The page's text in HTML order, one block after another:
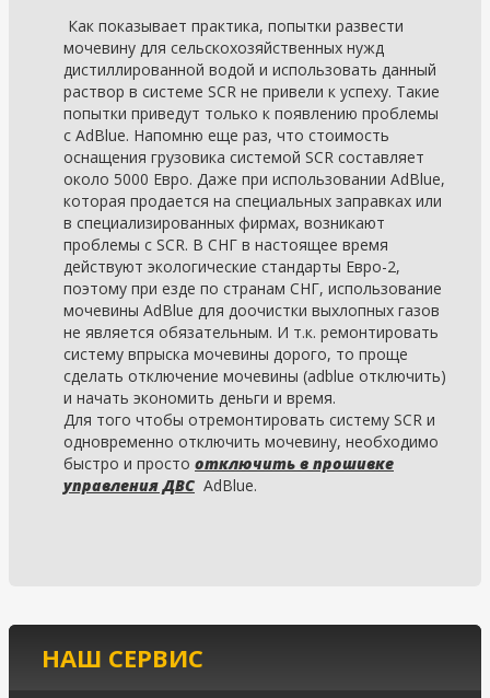
Как показывает практика, попытки развести
мочевину для сельскохозяйственных нужд
дистиллированной водой и использовать данный
раствор в системе SCR не привели к успеху. Такие
попытки приведут только к появлению проблемы
с AdBlue. Напомню еще раз, что стоимость
оснащения грузовика системой SCR составляет
около 5000 Евро. Даже при использовании AdBlue,
которая продается на специальных заправках или
в специализированных фирмах, возникают
проблемы с SCR. В СНГ в настоящее время
действуют экологические стандарты Евро-2,
поэтому при езде по странам СНГ, использование
мочевины AdBlue для доочистки выхлопных газов
не является обязательным. И т.к. ремонтировать
систему впрыска мочевины дорого, то проще
сделать отключение мочевины (adblue отключить)
и начать экономить деньги и время.
Для того чтобы отремонтировать систему SCR и
одновременно отключить мочевину, необходимо
быстро и просто отключить в прошивке
управления ДВС AdBlue.
НАШ СЕРВИС